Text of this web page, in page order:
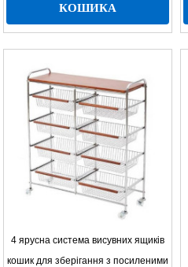
КОШИКА
4 ярусна система висувних ящиків
кошик для зберігання з посиленими